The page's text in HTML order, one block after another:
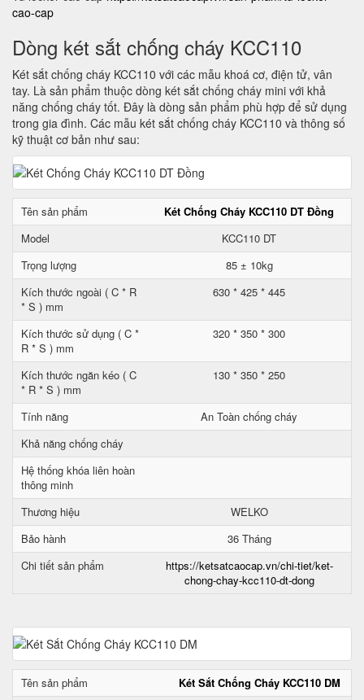
cao-cap
Dòng két sắt chống cháy KCC110
Két sắt chống cháy KCC110 với các mẫu khoá cơ, điện tử, vân
tay. Là sản phẩm thuộc dòng két sắt chống cháy mini với khả
năng chống cháy tốt. Đây là dòng sản phẩm phù hợp để sử dụng
trong gia đình. Các mẫu két sắt chống cháy KCC110 và thông số
kỹ thuật cơ bản như sau:
Tên sản phẩm
Két Chống Cháy KCC110 DT Đồng
Model
KCC110 DT
Trọng lượng
85 ± 10kg
Kích thước ngoài ( C * R
* S ) mm
630 * 425 * 445
Kích thước sử dụng ( C *
R * S ) mm
320 * 350 * 300
Kích thước ngăn kéo ( C
* R * S ) mm
130 * 350 * 250
Tính năng
An Toàn chống cháy
Khả năng chống cháy
Hệ thống khóa liên hoàn
thông minh
Thương hiệu
WELKO
Bảo hành
36 Tháng
Chi tiết sản phẩm
https://ketsatcaocap.vn/chi-tiet/ket-
chong-chay-kcc110-dt-dong
Tên sản phẩm
Két Sắt Chống Cháy KCC110 DM